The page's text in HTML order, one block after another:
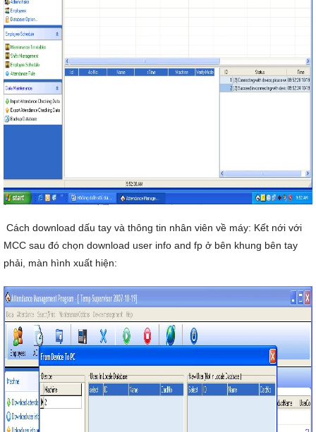
Cách download dấu tay và thông tin nhân viên về máy: Kết nới với
MCC sau đó chọn download user info and fp ở bên khung bên tay
phải, màn hình xuất hiện: